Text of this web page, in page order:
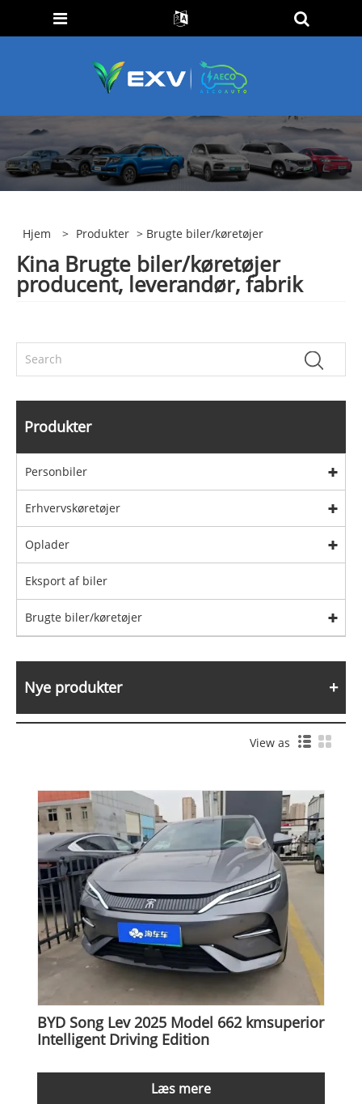
Hjem > Produkter > Brugte biler/køretøjer
Kina Brugte biler/køretøjer
producent, leverandør, fabrik
Produkter
Personbiler
Erhvervskøretøjer
Oplader
Eksport af biler
Brugte biler/køretøjer
Nye produkter
View as
BYD Song Lev 2025 Model 662 kmsuperior
Intelligent Driving Edition
Læs mere